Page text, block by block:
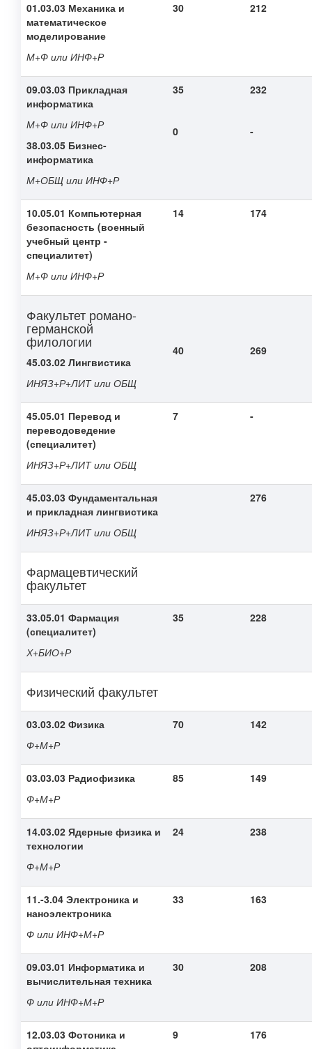
01.03.03 Механика и
математическое
моделирование
М+Ф или ИНФ+Р
30 212
09.03.03 Прикладная
информатика
М+Ф или ИНФ+Р
38.03.05 Бизнес-
информатика
М+ОБЩ или ИНФ+Р
35
0
232
-
10.05.01 Компьютерная
безопасность (военный
учебный центр -
специалитет)
М+Ф или ИНФ+Р
14 174
Факультет романо-
германской
филологии
45.03.02 Лингвистика
ИНЯЗ+Р+ЛИТ или ОБЩ
40 269
45.05.01 Перевод и
переводоведение
(специалитет)
ИНЯЗ+Р+ЛИТ или ОБЩ
7 -
45.03.03 Фундаментальная
и прикладная лингвистика
ИНЯЗ+Р+ЛИТ или ОБЩ
276
Фармацевтический
факультет
33.05.01 Фармация
(специалитет)
Х+БИО+Р
35 228
Физический факультет
03.03.02 Физика
Ф+М+Р
70 142
03.03.03 Радиофизика
Ф+М+Р
85 149
14.03.02 Ядерные физика и
технологии
Ф+М+Р
24 238
11.-3.04 Электроника и
наноэлектроника
Ф или ИНФ+М+Р
33 163
09.03.01 Информатика и
вычислительная техника
Ф или ИНФ+М+Р
30 208
12.03.03 Фотоника и
9 176